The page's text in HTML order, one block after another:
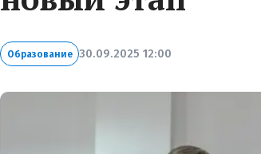
Образование 30.09.2025 12:00